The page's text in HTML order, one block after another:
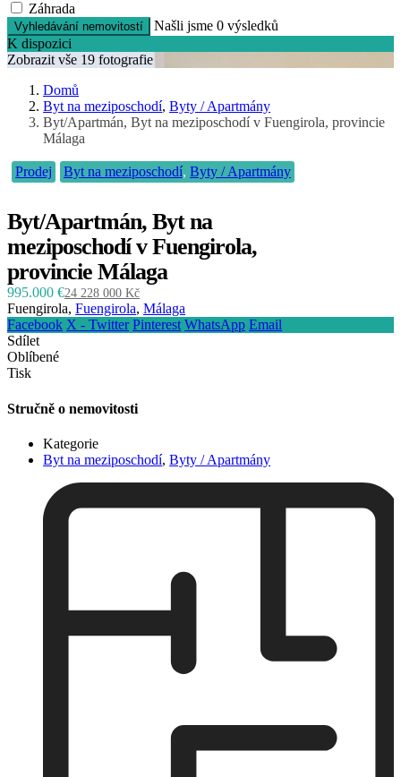
Záhrada
Vyhledávání nemovitostí Našli jsme0 výsledků
K dispozici
Zobrazit vše 19 fotografie
Domů
Byt na meziposchodí,Byty / Apartmány
Byt/Apartmán, Byt na meziposchodí v Fuengirola, provincie
Málaga
Prodej Byt na meziposchodí,Byty / Apartmány
Byt/Apartmán, Byt na
meziposchodí v Fuengirola,
provincie Málaga
995.000 €24 228 000 Kč
Fuengirola,Fuengirola,Málaga
Facebook X - Twitter Pinterest WhatsApp Email
Sdílet
Oblíbené
Tisk
Stručně o nemovitosti
Kategorie
Byt na meziposchodí,Byty / Apartmány